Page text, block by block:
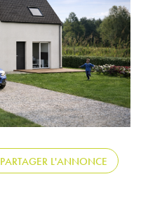
PARTAGER L'ANNONCE